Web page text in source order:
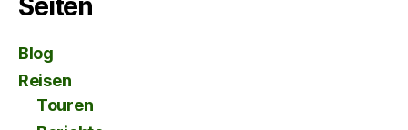
Seiten
Blog
Reisen
Touren